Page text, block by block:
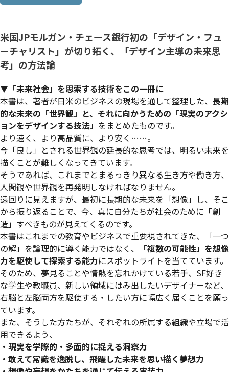
米国JPモルガン・チェース銀行初の「デザイン・フュ
ーチャリスト」が切り拓く、「デザイン主導の未来思
考」の方法論
▼「未来社会」を思索する技術をこの一冊に
本書は、著者が日米のビジネスの現場を通して整理した、 長期
的な未来の「世界観」と、それに向かうための「現実のアクシ
ョンをデザインする技法」 をまとめたものです。
より速く、より高品質に、より安く……。
今「良し」とされる世界観の延長的な思考では、明るい未来を
描くことが難しくなってきています。
そうであれば、これまでとまるっきり異なる生き方や働き方、
人間観や世界観を再発明しなければなりません。
遠回りに見えますが、最初に長期的な未来を「想像」し、そこ
から振り返ることで、今、真に自分たちが社会のために「創
造」すべきものが見えてくるのです。
本書はこれまでの教育やビジネスで重要視されてきた、「一つ
の解」を論理的に導く能力ではなく、
「複数の可能性」を想像
力を駆使して探索する能力にスポットライトを当てています。
そのため、夢見ることや情熱を忘れかけている若手、SF好き
な学生や教職員、新しい領域にはみ出したいデザイナーなど、
右脳と左脳両方を駆使する・したい方に幅広く届くことを願っ
ています。
また、そうした方たちが、それぞれの所属する組織や立場で活
用できるよう、
・現実を学際的・多面的に捉える洞察力
・敢えて常識を逸脱し、飛躍した未来を思い描く夢想力